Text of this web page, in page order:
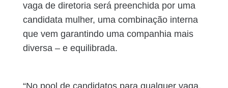
vaga de diretoria será preenchida por uma
candidata mulher, uma combinação interna
que vem garantindo uma companhia mais
diversa – e equilibrada.